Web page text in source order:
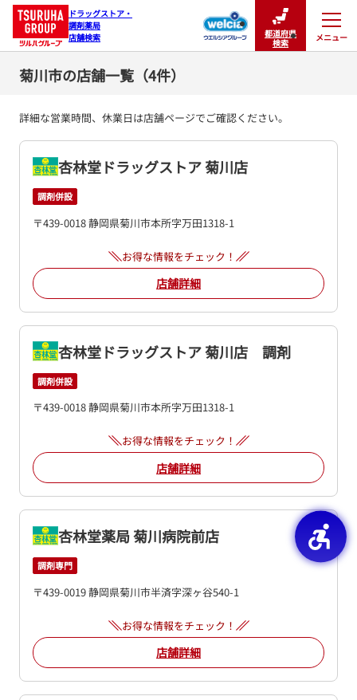
ドラッグストア・
調剤薬局
店舗検索
都道府県
検索
メニュー
閉じる
菊川市の店舗一覧（4件）
詳細な営業時間、休業日は店舗ページでご確認ください。
杏林堂ドラッグストア 菊川店
調剤併設
〒439-0018 静岡県菊川市本所字万田1318-1
お得な情報をチェック！
店舗詳細
杏林堂ドラッグストア 菊川店 調剤
調剤併設
〒439-0018 静岡県菊川市本所字万田1318-1
お得な情報をチェック！
店舗詳細
杏林堂薬局 菊川病院前店
調剤専門
〒439-0019 静岡県菊川市半済字深ヶ谷540-1
お得な情報をチェック！
店舗詳細